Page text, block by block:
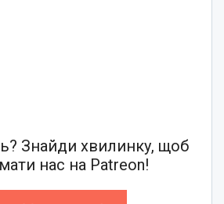
Знайди хвилинку, щоб
нас на Patreon!